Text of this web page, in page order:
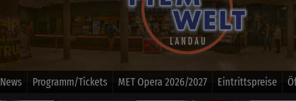
News Programm/Tickets MET Opera 2026/2027 Eintrittspreise